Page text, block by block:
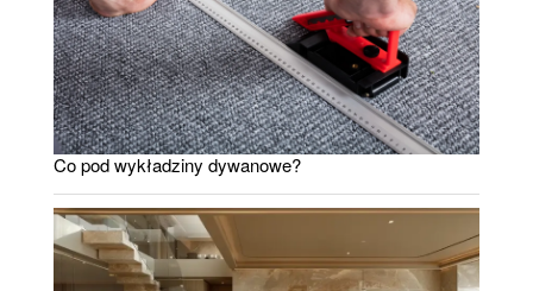
Co pod wykładziny dywanowe?